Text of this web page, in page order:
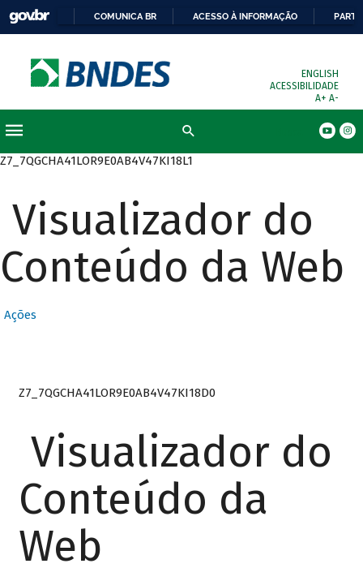
COMUNICA BR ACESSO À INFORMAÇÃO
ENGLISH
ACESSIBILIDADE
A+ A-
Z7_7QGCHA41LOR9E0AB4V47KI18L1
Visualizador do
Conteúdo da Web
Ações
Z7_7QGCHA41LOR9E0AB4V47KI18D0
Visualizador do
Conteúdo da
Web